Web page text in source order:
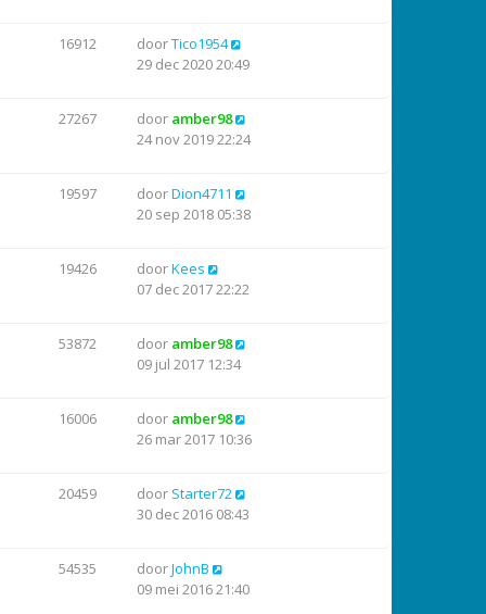
16912 doorTico1954
29 dec 2020 20:49
27267 door amber98
24 nov 2019 22:24
19597 doorDion4711
20 sep 2018 05:38
19426 doorKees
07 dec 2017 22:22
53872 door amber98
09 jul 2017 12:34
16006 door amber98
26 mar 2017 10:36
20459 door Starter72
30 dec 2016 08:43
54535 doorJohnB
09 mei 2016 21:40